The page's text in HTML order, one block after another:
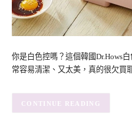
你是白色控嗎？這個韓國Dr.Hows
常容易清潔、又太美，真的很欠買
CONTINUE READING